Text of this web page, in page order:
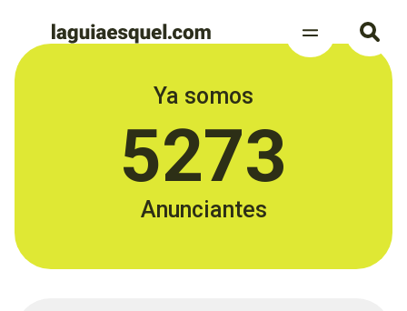
Ya somos
5273
Anunciantes